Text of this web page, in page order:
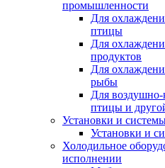
промышленности
Для
птицы
Для
продуктов
Для
рыбы
Для воздушно-
птицы и
Установки и
Установки и
Холодильное
исполнении